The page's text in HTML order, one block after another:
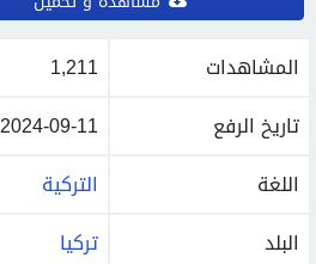
المشاهدات
1,211
تاريخ الرفع
2024-09-11
اللغة
التركية
البلد
تركيا